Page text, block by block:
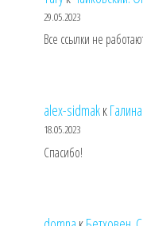
29.05.2023
Все ссылки не
alex-sidmakк
18.05.2023
Спасибо!